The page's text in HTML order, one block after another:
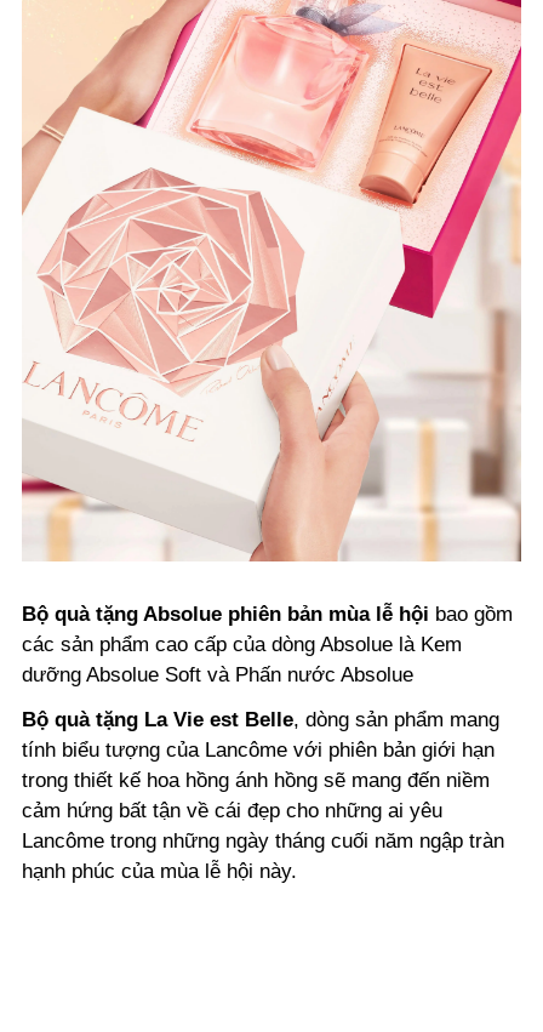
Bộ quà tặng Absolue phiên bản mùa lễ hội bao gồm
các sản phẩm cao cấp của dòng Absolue là Kem
dưỡng Absolue Soft và Phấn nước Absolue
Bộ quà tặng La Vie est Belle, dòng sản phẩm mang
tính biểu tượng của Lancôme với phiên bản giới hạn
trong thiết kế hoa hồng ánh hồng sẽ mang đến niềm
cảm hứng bất tận về cái đẹp cho những ai yêu
Lancôme trong những ngày tháng cuối năm ngập tràn
hạnh phúc của mùa lễ hội này.